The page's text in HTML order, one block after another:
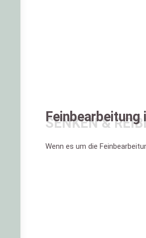
SENKEN &
Feinbearbeitung
Wenn es um die